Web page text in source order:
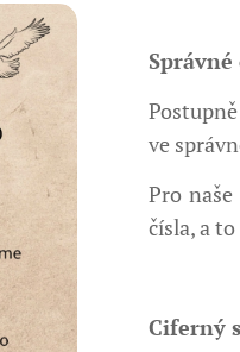
ve
Pro
čísla, a
Ciferný